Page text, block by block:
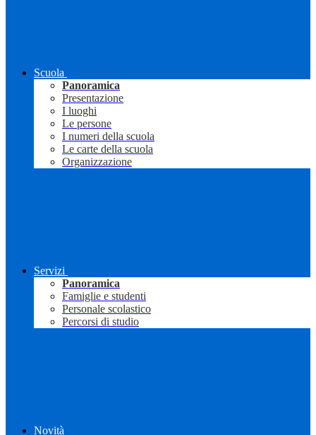
Scuola
Panoramica
Presentazione
I luoghi
Le persone
I numeri della scuola
Le carte della scuola
Organizzazione
Servizi
Panoramica
Famiglie e studenti
Personale scolastico
Percorsi di studio
Novità